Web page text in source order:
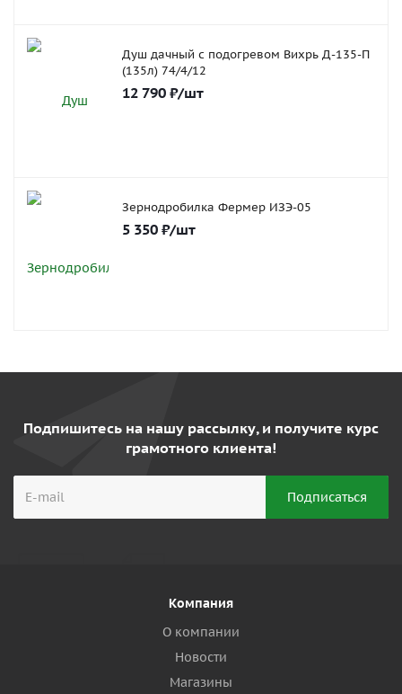
Душ дачный с подогревом Вихрь Д-135-П
(135л) 74/4/12
12 790 ₽/шт
Зернодробилка Фермер ИЗЭ-05
5 350 ₽/шт
Подпишитесь на нашу рассылку, и получите курс
грамотного клиента!
Компания
О компании
Новости
Магазины